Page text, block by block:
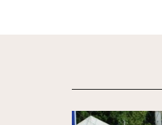
詳細はこちら